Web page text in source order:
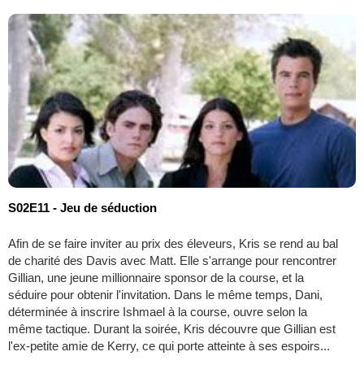
S02E11 - Jeu de séduction
Afin de se faire inviter au prix des éleveurs, Kris se rend au bal
de charité des Davis avec Matt. Elle s'arrange pour rencontrer
Gillian, une jeune millionnaire sponsor de la course, et la
séduire pour obtenir l'invitation. Dans le même temps, Dani,
déterminée à inscrire Ishmael à la course, ouvre selon la
même tactique. Durant la soirée, Kris découvre que Gillian est
l'ex-petite amie de Kerry, ce qui porte atteinte à ses espoirs...